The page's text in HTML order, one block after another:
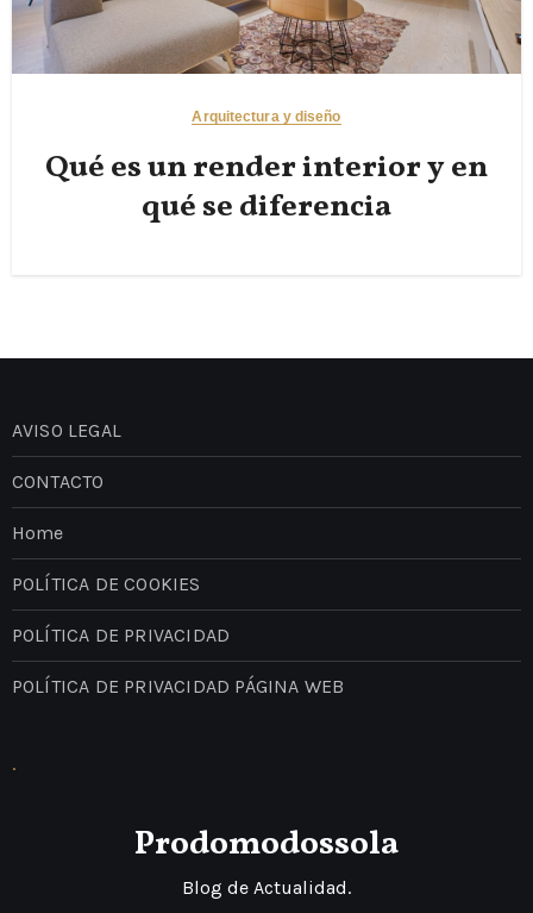
Arquitectura y diseño
Qué es un render interior y en
qué se diferencia
AVISO LEGAL
CONTACTO
Home
POLÍTICA DE COOKIES
POLÍTICA DE PRIVACIDAD
POLÍTICA DE PRIVACIDAD PÁGINA WEB
.
Prodomodossola
Blog de Actualidad.